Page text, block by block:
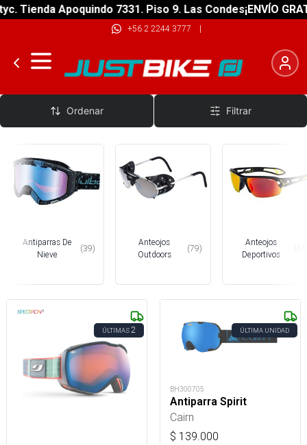
Apoquindo 7331. Piso 9. Las Condes¡ENVÍO
+56 2 2244 3777 |
Optica
Ordenar Filtrar
Antiparras De
Nieve
(39)
Anteojos
Outdoors
(79)
Anteojos
Deportivos
ÚLTIMAS2 ÚLTIMA UNIDAD
BH300705
Antiparra Spirit
Cairn
$ 139.000